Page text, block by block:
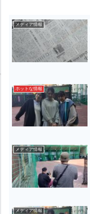
メディア情報
ホットな情報
メディア情報
メディア情報